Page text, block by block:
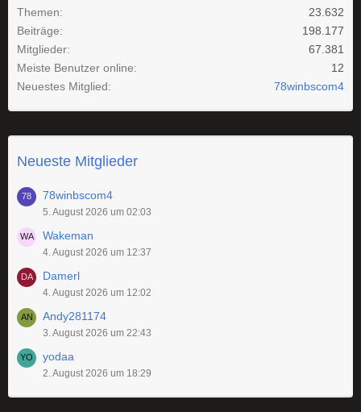
Themen
23.632
Beiträge
198.177
Mitglieder
67.381
Meiste Benutzer online
12
Neuestes Mitglied
78winbscom4
Neueste Mitglieder
78winbscom4
5. August 2026 um 02:03
Wakeman
4. August 2026 um 12:37
Damerl
4. August 2026 um 12:02
Andy281174
3. August 2026 um 22:43
yodaa
2. August 2026 um 18:29